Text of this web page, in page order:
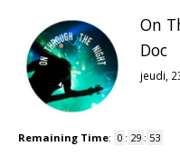
On
Doc
jeudi,
Remaining Time: 0 : 29 : 52